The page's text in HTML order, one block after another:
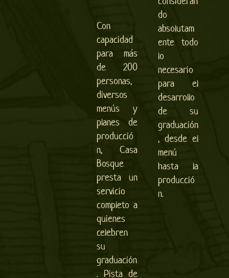
Con
capacidad
para más
de 200
personas,
diversos
menús y
planes de
producció
n, Casa
Bosque
presta un
servicio
completo a
quienes
celebren
su
graduación
. Pista de
do
absolutam
ente todo
lo
necesario
para el
desarrollo
de su
graduación
, desde el
menú
hasta la
producció
n.